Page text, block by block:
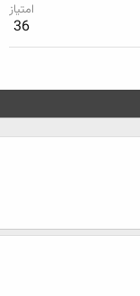
امتیاز
36